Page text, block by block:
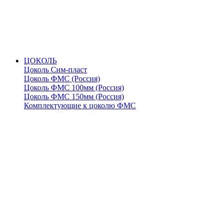
ЦОКОЛЬ
Цоколь Сим-пласт
Цоколь ФМС (Россия)
Цоколь ФМС 100мм (Россия)
Цоколь ФМС 150мм (Россия)
Комплектующие к цоколю ФМС